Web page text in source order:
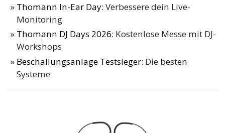
Thomann In-Ear Day: Verbessere dein Live-
Monitoring
Thomann DJ Days 2026: Kostenlose Messe mit DJ-
Workshops
Beschallungsanlage Testsieger: Die besten
Systeme